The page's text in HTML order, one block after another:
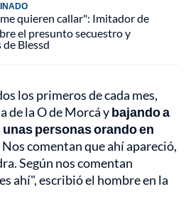
quieren callar": Imitador de
el presunto secuestro y
de Blessd
los primeros de cada mes,
de la O de Morcá ybajando a
personas orando en
comentan que ahí apareció,
Según nos comentan
ahí", escribió el hombre en la